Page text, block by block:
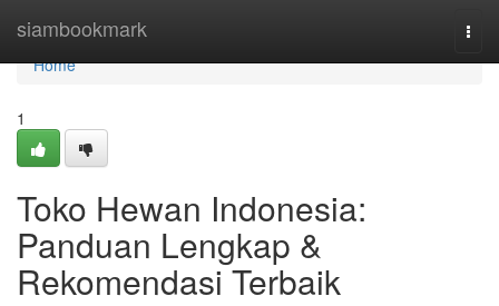
siambookmark
Home
Home
1
Toko Hewan Indonesia:
Panduan Lengkap &
Rekomendasi Terbaik